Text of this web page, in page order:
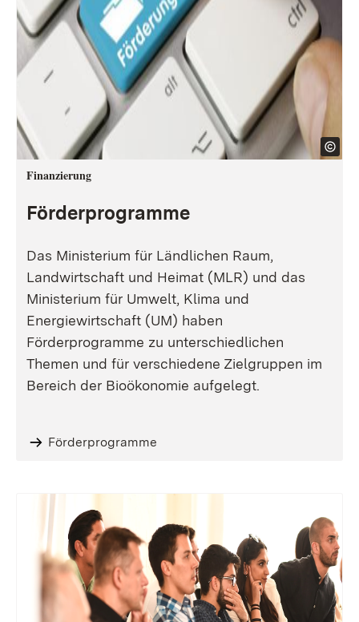
Finanzierung
Förderprogramme
Das Ministerium für Ländlichen Raum,
Landwirtschaft und Heimat (MLR) und das
Ministerium für Umwelt, Klima und
Energiewirtschaft (UM) haben
Förderprogramme zu unterschiedlichen
Themen und für verschiedene Zielgruppen im
Bereich der Bioökonomie aufgelegt.
Förderprogramme